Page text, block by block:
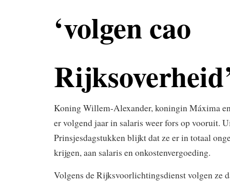
‘volgen cao
Koning Willem-Alexander, koningin Máxima
er volgend jaar in salaris weer fors op vooruit.
Prinsjesdagstukken blijkt dat ze er in totaal
krijgen, aan salaris en onkostenvergoeding.
Volgens de Rijksvoorlichtingsdienst volgen ze